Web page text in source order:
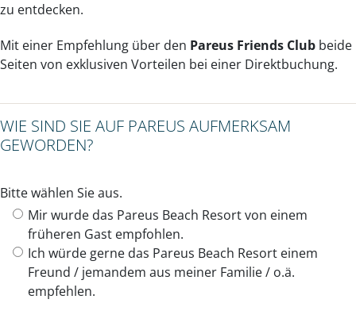
zu entdecken.
Mit einer Empfehlung über den Pareus Friends Club beide
Seiten von exklusiven Vorteilen bei einer Direktbuchung.
WIE SIND SIE AUF PAREUS AUFMERKSAM
GEWORDEN?
Bitte wählen Sie aus.
Mir wurde das Pareus Beach Resort von einem
früheren Gast empfohlen.
Ich würde gerne das Pareus Beach Resort einem
Freund / jemandem aus meiner Familie / o.ä.
empfehlen.